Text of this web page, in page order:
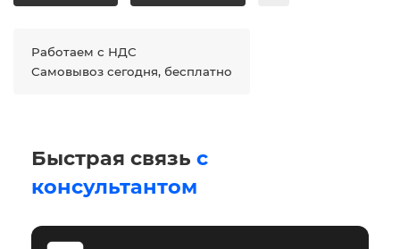
Работаем с НДС
Самовывоз сегодня, бесплатно
Быстрая связь с
консультантом